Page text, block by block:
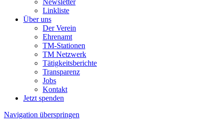
Newsletter
Linkliste
Über uns
Der Verein
Ehrenamt
TM-Stationen
TM Netzwerk
Tätigkeitsberichte
Transparenz
Jobs
Kontakt
Jetzt spenden
Navigation überspringen